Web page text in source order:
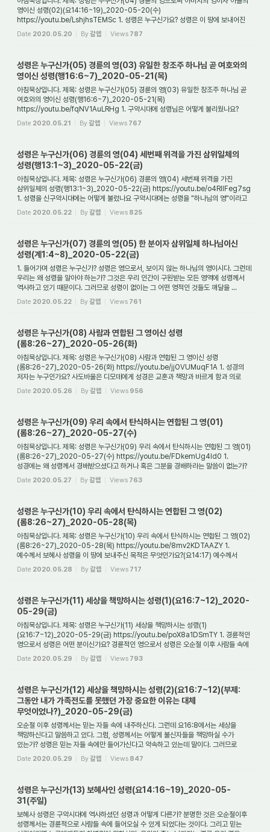
영이신 성령(02)(요14:16~19)_2020-05-20(수)
https://youtu.be/LshjhsTEMSc 1. 성령은 누구신가요? 성령은 이 땅에 보내어진
하나님의 영으로서(계5:6), 그분은 구약시대...
Date 2020.05.20 By갈렙 Views 787
성령은 누구신가(05) 경륜의 영(03) 유일한 창조주 하나님 곧 여호와의
영이신 성령(행16:6~7)_2020-05-21(목)
아침묵상입니다. 제목: 성령은 누구신가(05) 경륜의 영(03) 유일한 창조주 하나님 곧
여호와의 영이신 성령(행16:6~7)_2020-05-21(목)
https://youtu.be/fqNV1AuLRHg 1. 구약시대에 성령님은 어떻게 불리웠나요?
구약시대에 성령께서는 처음에는 "하나님의 영(...
Date 2020.05.21 By갈렙 Views 767
성령은 누구신가(06) 경륜의 영(04) 세번째 위격을 가진 삼위일체의
성령(행13:1~3)_2020-05-22(금)
아침묵상입니다. 제목: 성령은 누구신가(06) 경륜의 영(04) 세번째 위격을 가진
삼위일체의 성령(행13:1~3)_2020-05-22(금) https://youtu.be/o4RIIFeg7sg
1. 성령을 신구약시대에는 어떻게 불렀나요 구약시대에는 성령을 "하나님의 영"이라고
불렀고(창1:2,출...
Date 2020.05.22 By갈렙 Views 825
성령은 누구신가(07) 경륜의 영(05) 한 분이자 삼위일체 하나님이신
성령(계1:4~8)_2020-05-22(금)
1. 들어가며 성령은 누구신가? 성령은 영으로서, 보이지 않는 하나님의 영이시다. 그런데
우리는 왜 성령을 알아야 하는가? 그것은 우리 인간이 구원받는 모든 영역에 성령께서
역사하고 있기 때문이다. 그러므로 성령이 없이는 그 어떤 영적인 것들도 깨달을 ...
Date 2020.05.22 By갈렙 Views 761
성령은 누구신가(08) 사람과 연합된 그 영이신 성령
(롬8:26~27)_2020-05-26(화)
아침묵상입니다. 제목: 성령은 누구신가(08) 사람과 연합된 그 영이신 성령
(롬8:26~27)_2020-05-26(화) https://youtu.be/jjOVUMuqF1A 1. 성경의
저자는 누구인가요? 사도바울은 디모데에게 성경은 교훈과 책망과 바르게 함과 의로
교육하기에 유익하다고 일러...
Date 2020.05.26 By갈렙 Views 956
성령은 누구신가(09) 우리 속에서 탄식하시는 연합된 그 영(01)
(롬8:26~27)_2020-05-27(수)
아침묵상입니다. 제목: 성령은 누구신가(09) 우리 속에서 탄식하시는 연합된 그 영(01)
(롬8:26~27)_2020-05-27(수) https://youtu.be/FDkemUg4ld0 1.
성경에는 왜 성령께서 경배받으셨다고 하거나 혹은 그분을 경배하라는 말씀이 없는가?
성경에는 성령께서 경...
Date 2020.05.27 By갈렙 Views 763
성령은 누구신가(10) 우리 속에서 탄식하시는 연합된 그 영(02)
(롬8:26~27)_2020-05-28(목)
아침묵상입니다. 제목: 성령은 누구신가(10) 우리 속에서 탄식하시는 연합된 그 영(02)
(롬8:26~27)_2020-05-28(목) https://youtu.be/8mv2KDTAAZY 1.
예수께서 보혜사 성령을 이 땅에 보내주신 목적은 무엇인가요?(요14:17) 예수께서
보혜사 성령을 이 땅에 보...
Date 2020.05.28 By갈렙 Views 717
성령은 누구신가(11) 세상을 책망하시는 성령(1)(요16:7~12)_2020-
05-29(금)
아침묵상입니다. 제목: 성령은 누구신가(11) 세상을 책망하시는 성령(1)
(요16:7~12)_2020-05-29(금) https://youtu.be/poX8a1DSmTY 1. 경륜적인
영으로서 성령은 어떤 분이신가요? 경륜적인 영으로서 성령은 오순절 이후 사람들 속에
들어오시는 영이 되었습니...
Date 2020.05.29 By갈렙 Views 793
성령은 누구신가(12) 세상을 책망하시는 성령(2)(요16:7~12)(부제:
그동안 내가 가족전도를 못했던 가장 중요한 이유는 대체
무엇이었나?)_2020-05-29(금)
오순절 이후 성령께서는 믿는 자들 속에 내주하신다. 그런데 요16:8에서는 세상을
책망하신다고 말씀하고 있다. 그럼, 성령께서는 어떻게 불신자들을 책망하실 수가
있는가? 성령은 믿는 자들 속에만 들어가신다고 약속하고 있는데 말이다. 그러므로
성령의 책...
Date 2020.05.29 By갈렙 Views 847
성령은 누구신가(13) 보혜사인 성령(요14:16~19)_2020-05-
31(주일)
보혜사 성령은 구약시대에 역사하셨던 성령과 어떻게 다른가? 분명한 것은 오순절이후
성령께서는 경륜적으로 사람들 속에 들어오실 수 있게 되었다는 것이다. 그리고 믿는